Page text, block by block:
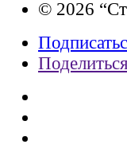
© 2026
Поделиться